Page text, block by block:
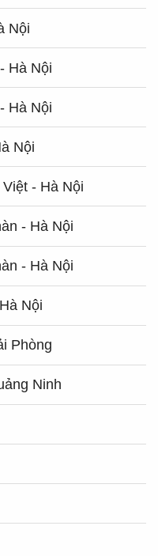
Nội
Hà Nội
Hà Nội
Nội
- Hà Nội
- Hà Nội
- Hà Nội
Nội
Phòng
Ninh